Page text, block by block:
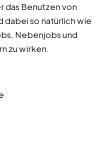
das Benutzen von
dabei so natürlich wie
Nebenjobs und
zu wirken.